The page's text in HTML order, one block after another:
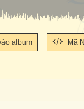
album Mã